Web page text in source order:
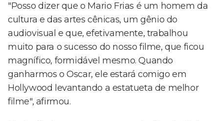
"Posso dizer que o Mario Frias é um homem da
cultura e das artes cênicas, um gênio do
audiovisual e que, efetivamente, trabalhou
muito para o sucesso do nosso filme, que ficou
magnífico, formidável mesmo. Quando
ganharmos o Oscar, ele estará comigo em
Hollywood levantando a estatueta de melhor
filme", afirmou.